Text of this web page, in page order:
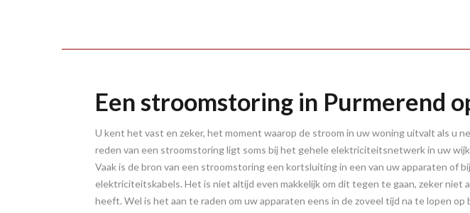
Een stroomstoring in Purmerend
U kent het vast en zeker, het moment waarop de stroom in uw woning uitvalt als u
reden van een stroomstoring ligt soms bij het gehele elektriciteitsnetwerk in uw
Vaak is de bron van een stroomstoring een kortsluiting in een van uw apparaten of
elektriciteitskabels. Het is niet altijd even makkelijk om dit tegen te gaan, zeker niet
heeft. Wel is het aan te raden om uw apparaten eens in de zoveel tijd na te lopen